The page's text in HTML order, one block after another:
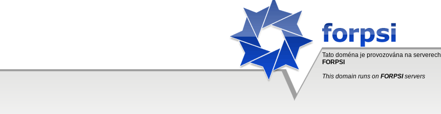
Tato doména je provozována na serverech
FORPSI
This domain runs on FORPSIservers